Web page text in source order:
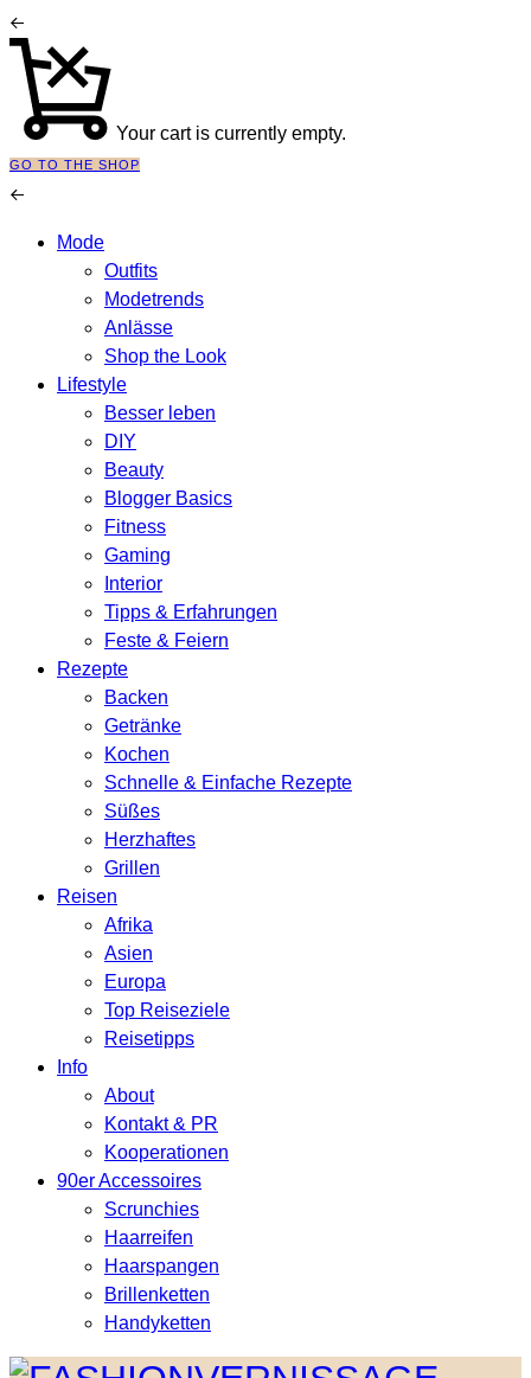
Your cart is currently empty.
GO TO THE SHOP
Mode
Outfits
Modetrends
Anlässe
Shop the Look
Lifestyle
Besser leben
DIY
Beauty
Blogger Basics
Fitness
Gaming
Interior
Tipps & Erfahrungen
Feste & Feiern
Rezepte
Backen
Getränke
Kochen
Schnelle & Einfache Rezepte
Süßes
Herzhaftes
Grillen
Reisen
Afrika
Asien
Europa
Top Reiseziele
Reisetipps
Info
About
Kontakt & PR
Kooperationen
90er Accessoires
Scrunchies
Haarreifen
Haarspangen
Brillenketten
Handyketten